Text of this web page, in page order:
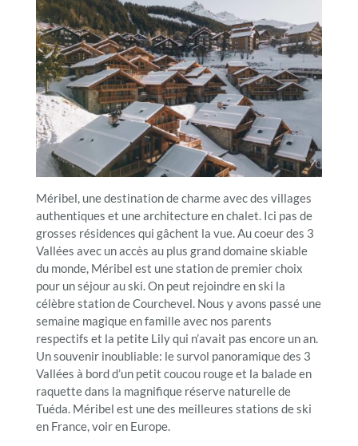
Méribel, une destination de charme avec des villages
authentiques et une architecture en chalet. Ici pas de
grosses résidences qui gâchent la vue. Au coeur des 3
Vallées avec un accès au plus grand domaine skiable
du monde, Méribel est une station de premier choix
pour un séjour au ski. On peut rejoindre en ski la
célèbre station de Courchevel. Nous y avons passé une
semaine magique en famille avec nos parents
respectifs et la petite Lily qui n’avait pas encore un an.
Un souvenir inoubliable: le survol panoramique des 3
Vallées à bord d’un petit coucou rouge et la balade en
raquette dans la magnifique réserve naturelle de
Tuéda. Méribel est une des meilleures stations de ski
en France, voir en Europe.